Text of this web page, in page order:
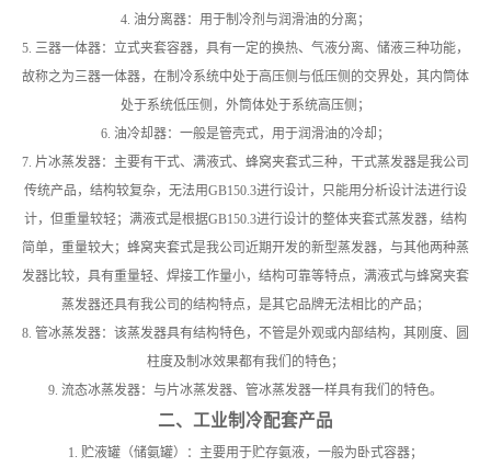
4. 油分离器：用于制冷剂与润滑油的分离；
5. 三器一体器：立式夹套容器，具有一定的换热、气液分离、储液三种功能，
故称之为三器一体器，在制冷系统中处于高压侧与低压侧的交界处，其内筒体
处于系统低压侧，外筒体处于系统高压侧；
6. 油冷却器：一般是管壳式，用于润滑油的冷却；
7. 片冰蒸发器：主要有干式、满液式、蜂窝夹套式三种，干式蒸发器是我公司
传统产品，结构较复杂，无法用GB150.3进行设计，只能用分析设计法进行设
计，但重量较轻；满液式是根据GB150.3进行设计的整体夹套式蒸发器，结构
简单，重量较大；蜂窝夹套式是我公司近期开发的新型蒸发器，与其他两种蒸
发器比较，具有重量轻、焊接工作量小，结构可靠等特点，满液式与蜂窝夹套
蒸发器还具有我公司的结构特点，是其它品牌无法相比的产品；
8. 管冰蒸发器：该蒸发器具有结构特色，不管是外观或内部结构，其刚度、圆
柱度及制冰效果都有我们的特色；
9. 流态冰蒸发器：与片冰蒸发器、管冰蒸发器一样具有我们的特色。
二、工业制冷配套产品
1. 贮液罐（储氨罐）：主要用于贮存氨液，一般为卧式容器；